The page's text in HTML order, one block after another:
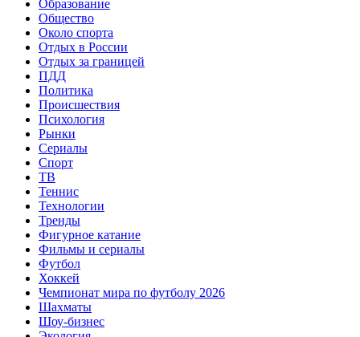
Образование
Общество
Около спорта
Отдых в России
Отдых за границей
ПДД
Политика
Происшествия
Психология
Рынки
Сериалы
Спорт
ТВ
Теннис
Технологии
Тренды
Фигурное катание
Фильмы и сериалы
Футбол
Хоккей
Чемпионат мира по футболу 2026
Шахматы
Шоу-бизнес